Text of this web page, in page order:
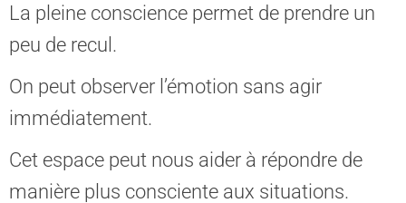
La pleine conscience permet de prendre un
peu de recul.
On peut observer l’émotion sans agir
immédiatement.
Cet espace peut nous aider à répondre de
manière plus consciente aux situations.